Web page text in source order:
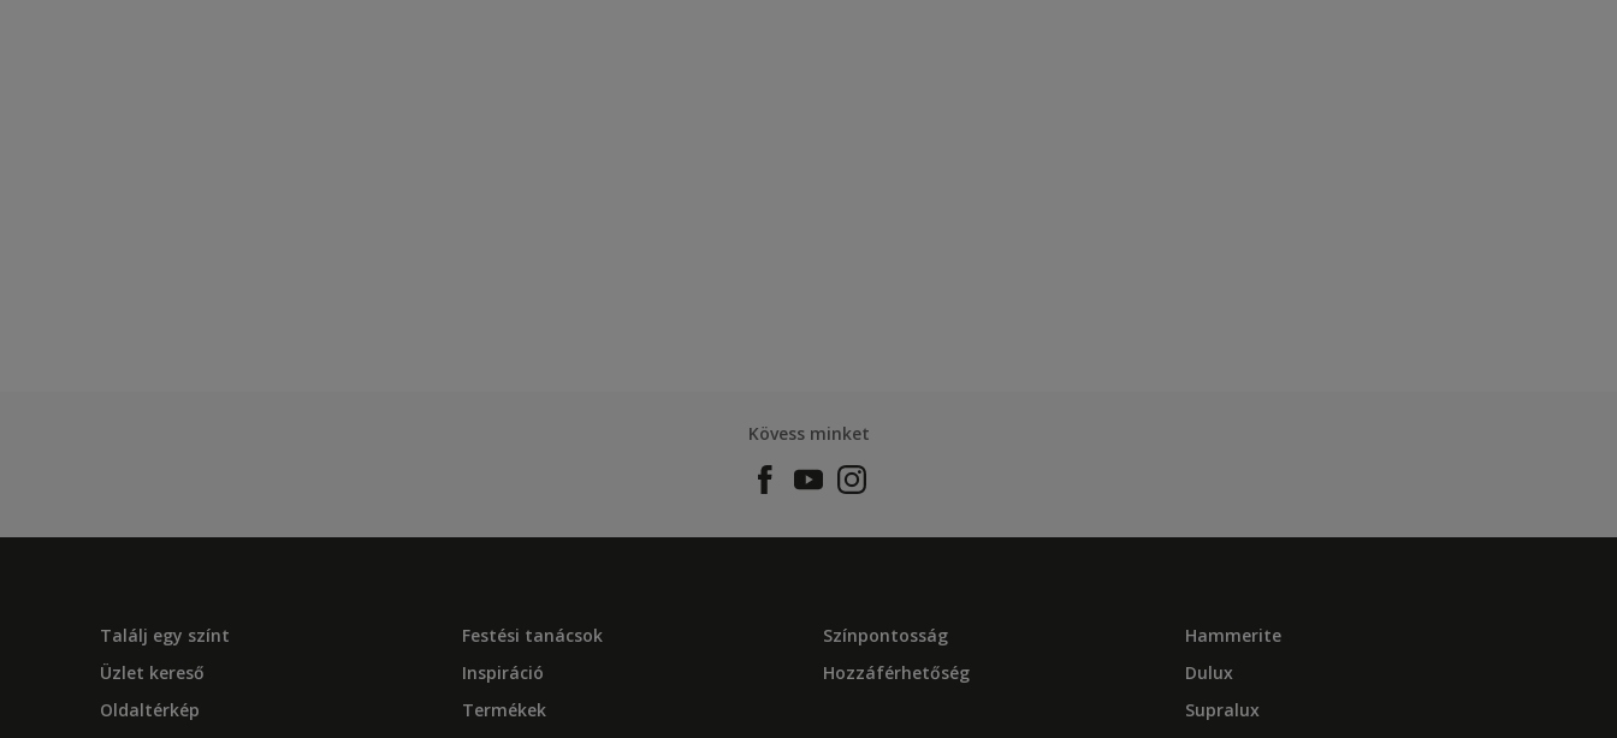
Kövess minket
Találj egy színt
Üzlet kereső
Oldaltérkép
Festési tanácsok
Inspiráció
Termékek
Színpontosság
Hozzáférhetőség
Hammerite
Dulux
Supralux